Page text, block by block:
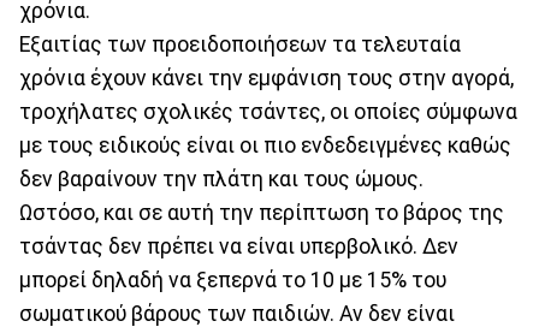
χρόνια.
Εξαιτίας των προειδοποιήσεων τα τελευταία
χρόνια έχουν κάνει την εμφάνιση τους στην αγορά,
τροχήλατες σχολικές τσάντες, οι οποίες σύμφωνα
με τους ειδικούς είναι οι πιο ενδεδειγμένες καθώς
δεν βαραίνουν την πλάτη και τους ώμους.
Ωστόσο, και σε αυτή την περίπτωση το βάρος της
τσάντας δεν πρέπει να είναι υπερβολικό. Δεν
μπορεί δηλαδή να ξεπερνά το 10 με 15% του
σωματικού βάρους των παιδιών. Αν δεν είναι